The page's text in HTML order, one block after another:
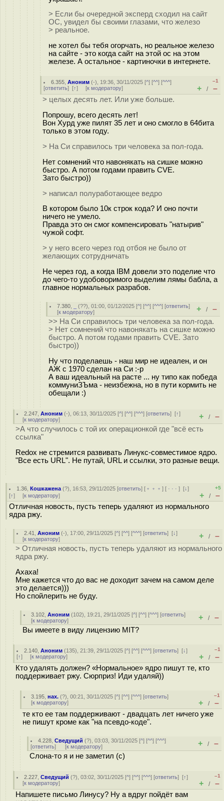
> Если бы очередной эксперд сходил на сайт
ОС, увидел бы своими глазами, что железо
> реальное.
не хотел бы тебя огорчать, но реальное железо
на сайте - это когда сайт на этой ос на этом
железе. А остальное - картиночки в интернете.
6.355 ,Аноним (-), 19:36, 30/11/2025 [^] [^^] [^^^]
[ответить] [↑] [к модератору]
–1
+ / –
> целых десять лет. Или уже больше.
Попрошу, всего десять лет!
Вон Хурд уже пилят 35 лет и оно смогло в 64бита
только в этом году.
> На Си справилось три человека за пол-года.
Нет сомнений что навонякать на сишке можно
быстро. А потом годами править CVE.
Зато быстро))
> написал полуработающее ведро
В котором было 10к строк кода? И оно почти
ничего не умело.
Правда это он смог компенсировать "натырив"
чужой софт.
> у него всего через год отбоя не было от
желающих сотрудничать
Не через год, а когда IBM довели это поделие что
до чего-то удобоворимого выделим лямы бабла, а
главное нормальных разрабов.
7.380 (??), 01:00, 01/12/2025 [^] [^^] [^^^] [ответить]
[к модератору] + / –
>> На Си справилось три человека за пол-года.
> Нет сомнений что навонякать на сишке можно
быстро. А потом годами править CVE. Зато
быстро))
Ну что поделаешь - наш мир не идеален, и он
АЖ с 1970 сделан на Си :-р
А ваш идеальный на расте ... ну типо как победа
коммуниЗЪма - неизбежна, но в пути кормить не
обещали :)
2.247 ,Аноним (-), 06:13, 30/11/2025 [^] [^^] [^^^] [ответить][↑]
[к модератору] + / –
>А что случилось с той их операционкой где "всё есть
ссылка"
Redox не стремится развивать Линукс-совместимое ядро.
"Все есть URL". Не путай, URL и ссылки, это разные вещи.
1.36 ,Кошкажена (?), 16:53, 29/11/2025 [ответить] [ ﹢﹢﹢] [ · · ·][↓]
[↑] [к модератору]
+5
+ / –
Отличная новость, пусть теперь удаляют из нормального
ядра ржу.
2.41 ,Аноним (-), 17:00, 29/11/2025 [^] [^^] [^^^] [ответить][↓]
[к модератору] + / –
> Отличная новость, пусть теперь удаляют из нормального
ядра ржу.
Ахаха!
Мне кажется что до вас не доходит зачем на самом деле
это делается)))
Но спойлерить не буду.
3.102 ,Аноним (102), 19:21, 29/11/2025 [^] [^^] [^^^] [ответить]
[к модератору] + / –
Вы имеете в виду лицензию MIT?
2.140 ,Аноним (135), 21:39, 29/11/2025 [^] [^^] [^^^] [ответить][↓]
[↑] [к модератору]
–1
+ / –
Кто удалять должен? «Нормальное» ядро пишут те, кто
поддерживает ржу. Сюрприз! Иди удаляй))
3.195 ,нах. (?), 00:21, 30/11/2025 [^] [^^] [^^^] [ответить]
[к модератору]
–1
+ / –
те кто ее там поддерживают - двадцать лет ничего уже
не пишут кроме как "на псевдо-коде".
4.228 ,Сведущий (?), 03:03, 30/11/2025 [^] [^^] [^^^]
[ответить] [к модератору] + / –
Слона-то я и не заметил (c)
2.227 ,Сведущий (?), 03:02, 30/11/2025 [^] [^^] [^^^] [ответить][↑]
[к модератору]
–1
+ / –
Напишете письмо Линусу? Ну а вдруг пойдёт вам